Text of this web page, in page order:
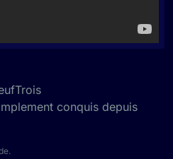
conquis depuis